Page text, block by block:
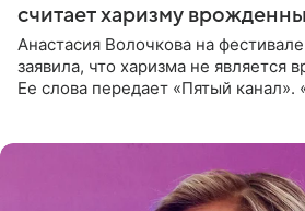
считает харизму
Анастасия Волочкова на
заявила, что харизма не является
Ее слова передает «Пятый канал».